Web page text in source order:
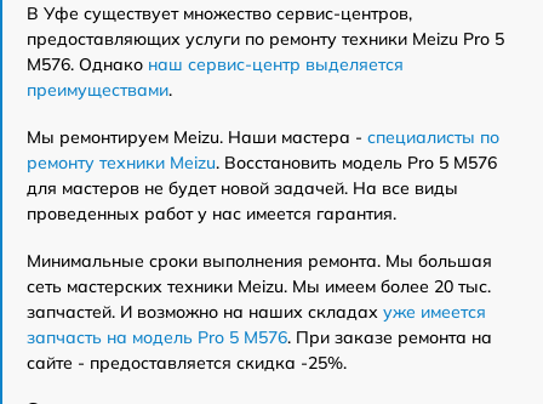
В Уфе существует множество сервис-центров,
предоставляющих услуги по ремонту техники Meizu Pro 5
M576. Однако наш сервис-центр выделяется
преимуществами.
Мы ремонтируем Meizu. Наши мастера - специалисты по
ремонту техники Meizu. Восстановить модель Pro 5 M576
для мастеров не будет новой задачей. На все виды
проведенных работ у нас имеется гарантия.
Минимальные сроки выполнения ремонта. Мы большая
сеть мастерских техники Meizu. Мы имеем более 20 тыс.
запчастей. И возможно на наших складах уже имеется
запчасть на модель Pro 5 M576. При заказе ремонта на
сайте - предоставляется скидка -25%.